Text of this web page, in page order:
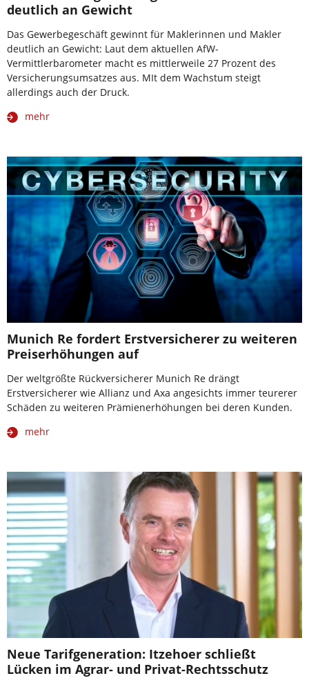
deutlich an Gewicht
Das Gewerbegeschäft gewinnt für Maklerinnen und Makler
deutlich an Gewicht: Laut dem aktuellen AfW-
Vermittlerbarometer macht es mittlerweile 27 Prozent des
Versicherungsumsatzes aus. MIt dem Wachstum steigt
allerdings auch der Druck.
mehr
Munich Re fordert Erstversicherer zu weiteren
Preiserhöhungen auf
Der weltgrößte Rückversicherer Munich Re drängt
Erstversicherer wie Allianz und Axa angesichts immer teurerer
Schäden zu weiteren Prämienerhöhungen bei deren Kunden.
mehr
Neue Tarifgeneration: Itzehoer schließt
Lücken im Agrar- und Privat-Rechtsschutz